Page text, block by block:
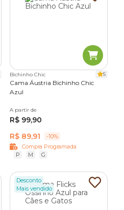
Bichinho Chic 5
Cama Áustria Bichinho Chic
Azul
A partir de
R$ 99,90
R$ 89,91
-10%
Compra Programada
P
M G
Desconto
Mais vendido